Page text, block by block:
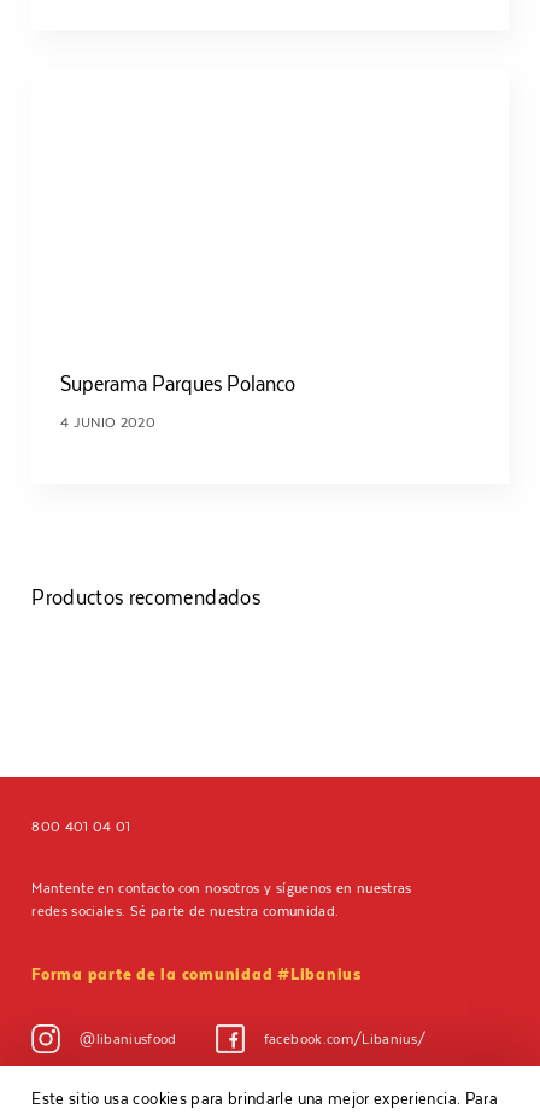
Este sitio usa cookies para brindarle una mejor experiencia. Para
Superama Parques Polanco
4 JUNIO 2020
Productos recomendados
800 401 04 01
Mantente en contacto con nosotros y síguenos en nuestras
redes sociales. Sé parte de nuestra comunidad.
Forma parte de la comunidad #Libanius
@libaniusfood facebook.com/Libanius/